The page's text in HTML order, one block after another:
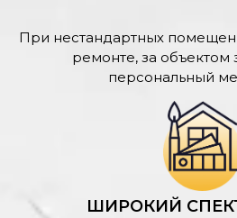
При нестандартных
ремонте, за объектом
персональный
ШИРОКИЙ